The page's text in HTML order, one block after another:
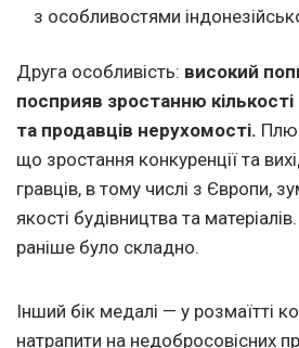
з особливостями
Друга особливість: високий
посприяв зростанню кількості
та продавців нерухомості.
що зростання конкуренції та
гравців, в тому числі з Європи,
якості будівництва та
раніше було складно.
Інший бік медалі — у розмаїтті
натрапити на недобросовісних